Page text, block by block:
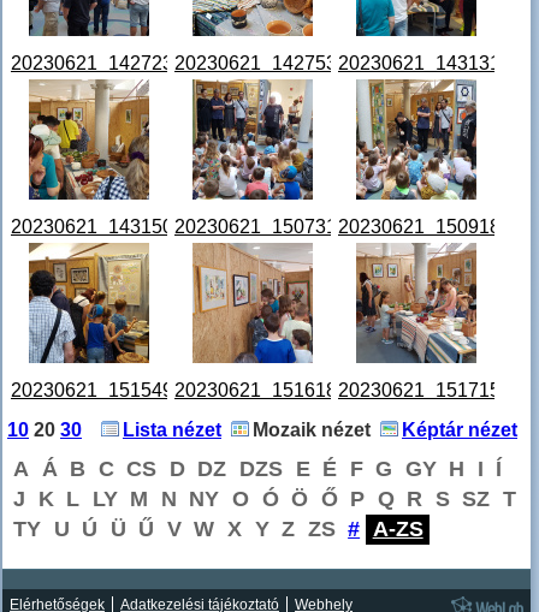
20230621_142723.jpg20230621_142753.jpg20230621_143131.jpg
20230621_143150.jpg20230621_150731.jpg20230621_150918.jpg
20230621_151549.jpg20230621_151618.jpg20230621_151715.jpg
10 20 30 Lista nézet Mozaik nézet Képtár nézet
A Á B C CS D DZ DZS E É F G GY H I Í
J
K L LY M N NY O Ó Ö Ő P Q R S SZ T
TY U Ú Ü Ű V W X Y Z ZS # A-ZS
Elérhetőségek Adatkezelési tájékoztató Webhely